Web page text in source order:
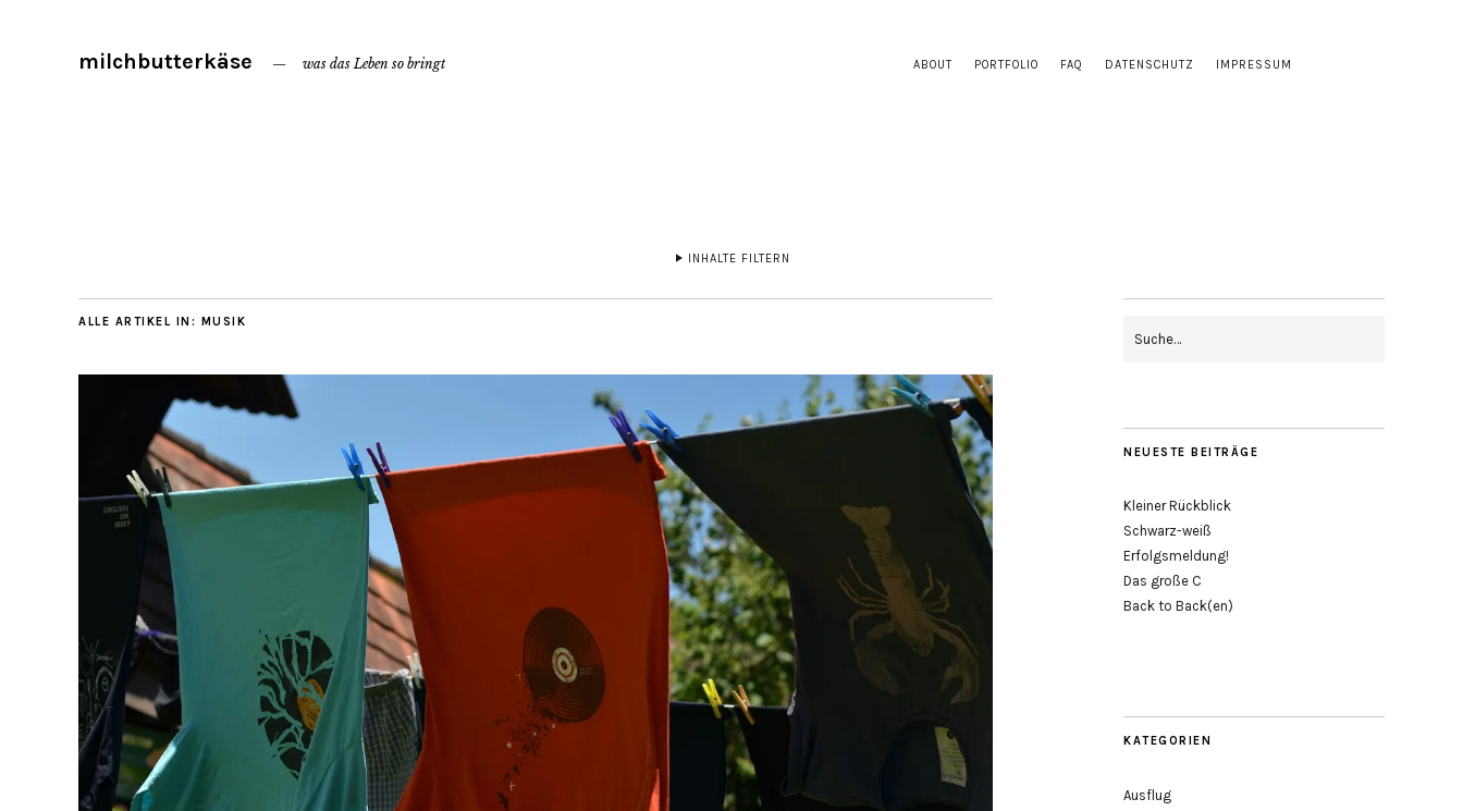
ABOUT PORTFOLIO FAQ DATENSCHUTZ IMPRESSUM
milchbutterkäse was das Leben so bringt
INHALTE FILTERN
ALLE ARTIKEL IN: MUSIK
NEUESTE BEITRÄGE
Kleiner Rückblick
Schwarz-weiß
Erfolgsmeldung!
Das große C
Back to Back(en)
KATEGORIEN
Ausflug